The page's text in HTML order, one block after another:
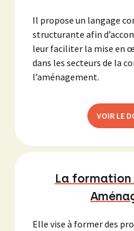
Il propose un langage
structurante afin
leur faciliter la mise en
dans les secteurs de la
l’aménagement.
VOIR LE
La formation
Elle vise à former des